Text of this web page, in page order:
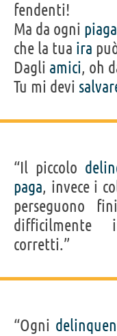
fendenti!
Ma da ogni piaga
che la tua ira
Dagli amici, oh
Tu mi devi
“Il piccolo
paga, invece i
perseguono
difficilmente
corretti.”
“Ogni